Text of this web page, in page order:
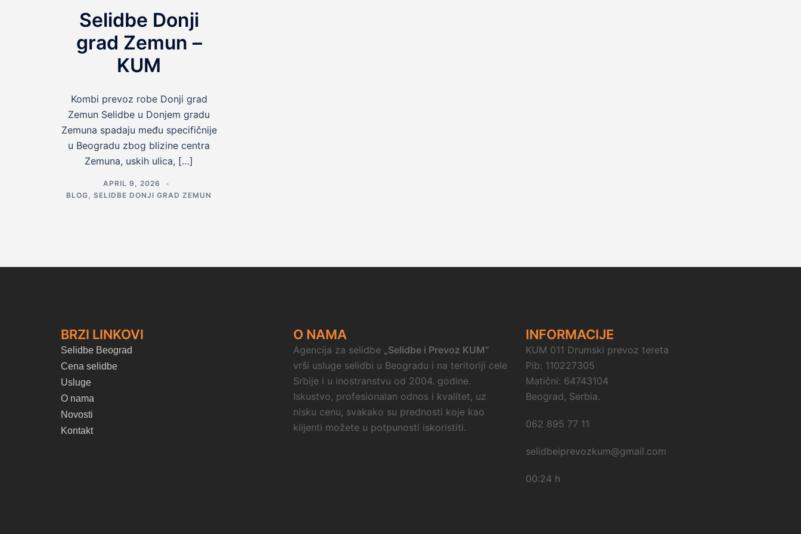
Selidbe Donji
grad Zemun –
KUM
Kombi prevoz robe Donji grad
Zemun Selidbe u Donjem gradu
Zemuna spadaju među specifičnije
u Beogradu zbog blizine centra
Zemuna, uskih ulica, […]
APRIL 9, 2026
BLOG ,SELIDBE DONJI GRAD ZEMUN
BRZI LINKOVI
Selidbe Beograd
Cena selidbe
Usluge
O nama
Novosti
Kontakt
O NAMA
Agencija za selidbe „Selidbe i Prevoz KUM“
vrši usluge selidbi u Beogradu i na teritoriji cele
Srbije i u inostranstvu od 2004. godine.
Iskustvo, profesionalan odnos i kvalitet, uz
nisku cenu, svakako su prednosti koje kao
klijenti možete u potpunosti iskoristiti.
INFORMACIJE
KUM 011 Drumski prevoz tereta
Pib: 110227305
Matični: 64743104
Beograd, Serbia.
062 895 77 11
selidbeiprevozkum@gmail.com
00:24 h